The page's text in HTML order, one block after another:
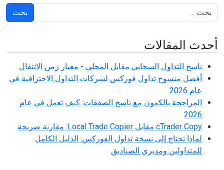
أحدث المقالات
ناسخ التداول السحابي مقابل المحلي - معيار زمن الانتقال
أفضل منسوخ تداول فوركس لشركات التداول الاحترافية في
عام 2026
المراجحة بالكمون مع ناسخ الصفقات: كيف تعمل في عام
2026
cTrader Copy مقابل Local Trade Copier: مقارنة صريحة
لماذا تحتاج إلى نسخة تداول الفوركس: الدليل الكامل
للمتداولين ومديري الصناديق